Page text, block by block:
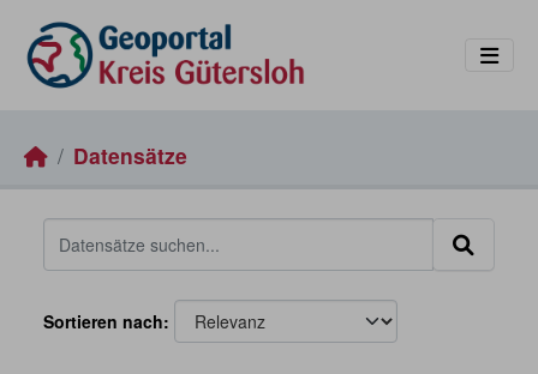
Datensätze
Sortieren nach